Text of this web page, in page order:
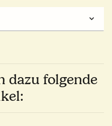
dazu folgende